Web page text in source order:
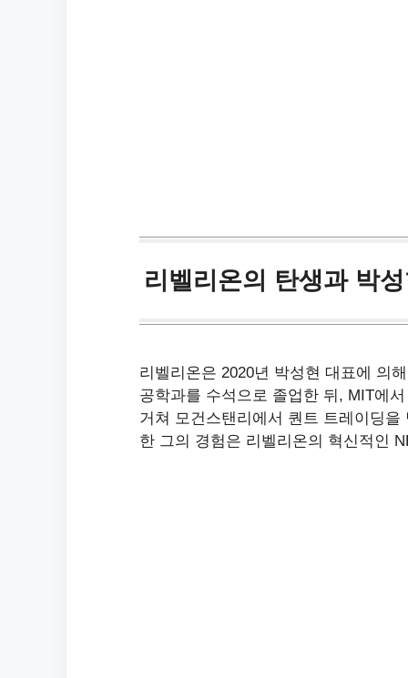
리벨리온의 탄생과 박
리벨리온은 2020년 박성현 대표에 의
공학과를 수석으로 졸업한 뒤, MIT에
거쳐 모건스탠리에서 퀀트 트레이딩
한 그의 경험은 리벨리온의 혁신적인